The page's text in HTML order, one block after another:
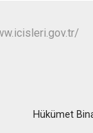
Hükümet